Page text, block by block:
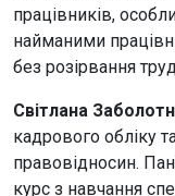
працівників,
найманими
без розірвання
Світлана
кадрового обліку
правовідносин.
курс з навчання